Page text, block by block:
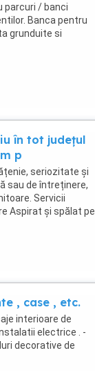
parcuri / banci
Banca pentru
grunduite si
în tot județul
p
seriozitate și
sau de întreținere,
Servicii
Aspirat și spălat pe
, case , etc.
interioare de
electrice . -
decorative de